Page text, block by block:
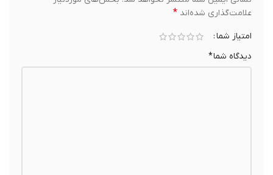
علامت‌گذاری شده‌اند*
امتیاز شما
دیدگاه شما*